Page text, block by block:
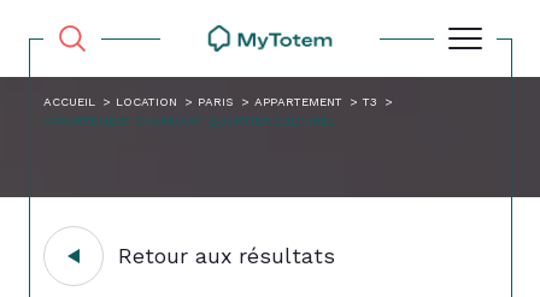
ACCUEIL LOCATION PARIS APPARTEMENT
T3
APPARTEMENT CHARMANT QUARTIER CULTUREL
Retour aux résultats